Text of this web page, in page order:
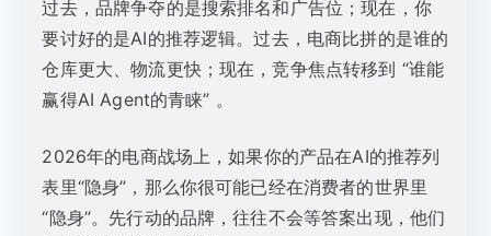
过去，品牌争夺的是搜索排名和广告位；现在，你
要讨好的是AI的推荐逻辑。过去，电商比拼的是谁的
仓库更大、物流更快；现在，竞争焦点转移到 “谁能
赢得AI Agent的青睐” 。
2026年的电商战场上，如果你的产品在AI的推荐列
表里“隐身”，那么你很可能已经在消费者的世界里
“隐身”。先行动的品牌，往往不会等答案出现，他们